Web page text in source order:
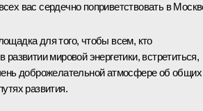
вас сердечно поприветствовать в
для того, чтобы всем, кто
развитии мировой энергетики, встретиться,
доброжелательной атмосфере об общих
развития.